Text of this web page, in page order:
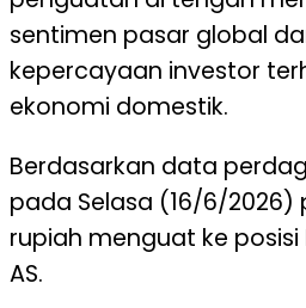
sentimen pasar global
kepercayaan investor
ekonomi domestik.
Berdasarkan data
pada Selasa (16/6/2026)
rupiah menguat ke posisi
AS.